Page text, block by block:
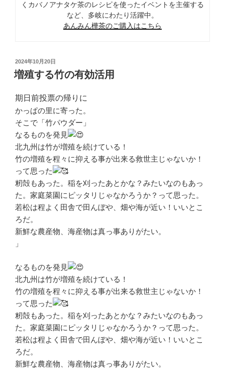
くカバノアナタケ茶のレシピを使ったイベントを主催する
など、多岐にわたり活躍中。
あんみん樺茶のご購入はこちら
投
稿
日:
2024年10月20日
増殖する竹の有効活用
期日前投票の帰りに
かっぱの里に寄った。
そこで「竹パウダー」
なるものを発見
北九州は竹が増殖を続けている！
竹の増殖を程々に抑える事が出来る救世主じゃないか！
って思った
籾殻もあった。稲を刈ったあとかな？みたいなのもあっ
た。家庭菜園にピッタリじゃなかろうか？って思った。
若松は程よく田舎で田んぼや、畑や海が近い！いいとこ
ろだ。
新鮮な農産物、海産物は真っ事ありがたい。
」
なるものを発見
北九州は竹が増殖を続けている！
竹の増殖を程々に抑える事が出来る救世主じゃないか！
って思った
籾殻もあった。稲を刈ったあとかな？みたいなのもあっ
た。家庭菜園にピッタリじゃなかろうか？って思った。
若松は程よく田舎で田んぼや、畑や海が近い！いいとこ
ろだ。
新鮮な農産物、海産物は真っ事ありがたい。